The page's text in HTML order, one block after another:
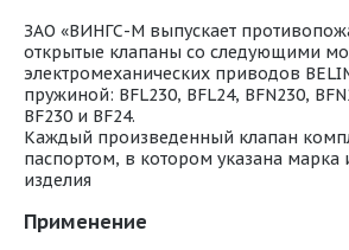
ЗАО «ВИНГС-М выпускает
открытые клапаны со следующими
электромеханических приводов
пружиной: BFL230, BFL24, BFN230,
BF230 и BF24.
Каждый произведенный клапан
паспортом, в котором указана марка
изделия
Применение